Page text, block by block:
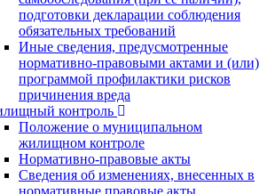
подготовки декларации соблюдения
обязательных требований
Иные сведения, предусмотренные
нормативно-правовыми актами и (или)
программой профилактики рисков
причинения вреда
контроль
Положение о муниципальном
жилищном контроле
Нормативно-правовые акты
Сведения об изменениях, внесенных в
нормативные правовые акты